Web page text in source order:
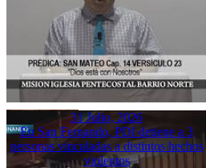
31 Julio, 2026
En San Fernando, PDI detiene a 3
personas vinculadas a distintos hechos
violentos